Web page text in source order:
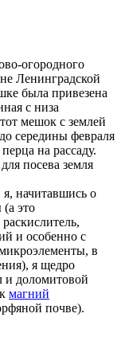
огородного
Ленинградской
была привезена
с низа
мешок с землей
середины февраля
на рассаду.
посева земля
начитавшись о
(а это
и особенно с
в
я щедро
и доломитовой
магний
почве).